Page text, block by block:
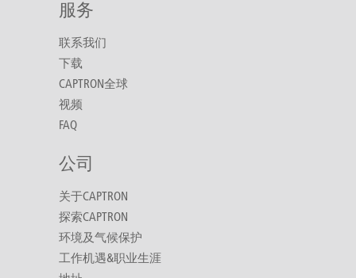
服务
联系我们
下载
CAPTRON全球
视频
FAQ
公司
关于CAPTRON
探索CAPTRON
环境及气候保护
工作机遇&职业生涯